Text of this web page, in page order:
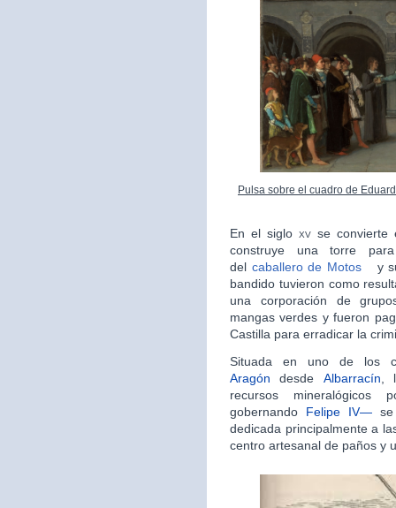
Pulsa sobre el cuadro de
En el sigloxv se convierte
construye una torre
del caballero de Motos
y
bandido tuvieron como
una corporación de
mangas verdes y fueron
Castilla para erradicar la
Situada en uno de los
Aragón desde Albarrací­­­n,
recursos
gobernando Felipe IV—
dedicada principalmente a
centro artesanal de paños y